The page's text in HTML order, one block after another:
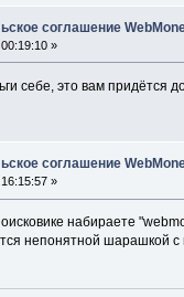
соглашение
»
себе, это вам придётся
соглашение
»
набираете
непонятной шарашкой с